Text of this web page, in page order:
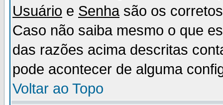
Usuário e Senhasão os
Caso não saiba mesmo o que
das razões acima descritas
pode acontecer de alguma
Voltar ao Topo